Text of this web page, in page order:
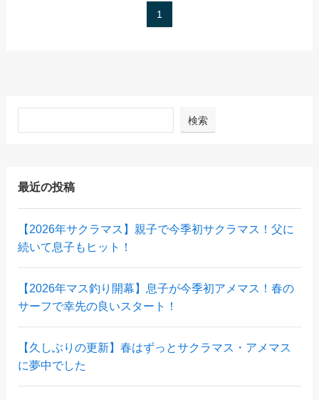
1
検索
最近の投稿
【2026年サクラマス】親子で今季初サクラマス！父に
続いて息子もヒット！
【2026年マス釣り開幕】息子が今季初アメマス！春の
サーフで幸先の良いスタート！
【久しぶりの更新】春はずっとサクラマス・アメマス
に夢中でした